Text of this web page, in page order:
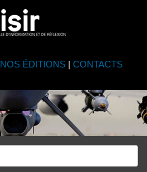
NOS ÉDITIONS| CONTACTS